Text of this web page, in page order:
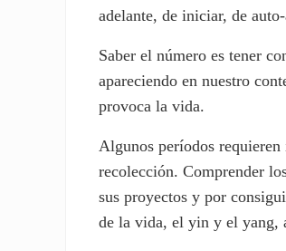
adelante, de iniciar, de
Saber el número es tener
apareciendo en nuestro
provoca la vida.
Algunos períodos
recolección. Comprender
sus proyectos y por
de la vida, el yin y el yang,